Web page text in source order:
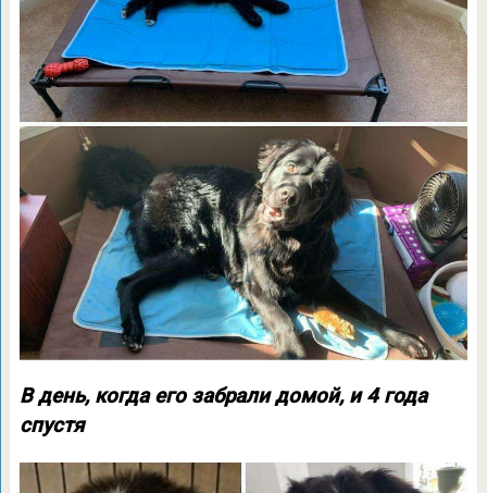
В день, когда его забрали домой, и 4 года
спустя